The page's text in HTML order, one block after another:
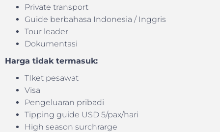
Private transport
Guide berbahasa Indonesia / Inggris
Tour leader
Dokumentasi
Harga tidak termasuk:
TIket pesawat
Visa
Pengeluaran pribadi
Tipping guide USD 5/pax/hari
High season surchrarge